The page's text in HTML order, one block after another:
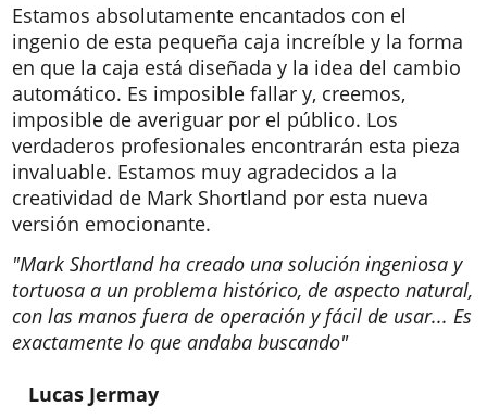
Estamos absolutamente encantados con el
ingenio de esta pequeña caja increíble y la forma
en que la caja está diseñada y la idea del cambio
automático. Es imposible fallar y, creemos,
imposible de averiguar por el público. Los
verdaderos profesionales encontrarán esta pieza
invaluable. Estamos muy agradecidos a la
creatividad de Mark Shortland por esta nueva
versión emocionante.
"Mark Shortland ha creado una solución ingeniosa y
tortuosa a un problema histórico, de aspecto natural,
con las manos fuera de operación y fácil de usar... Es
exactamente lo que andaba buscando"
Lucas Jermay